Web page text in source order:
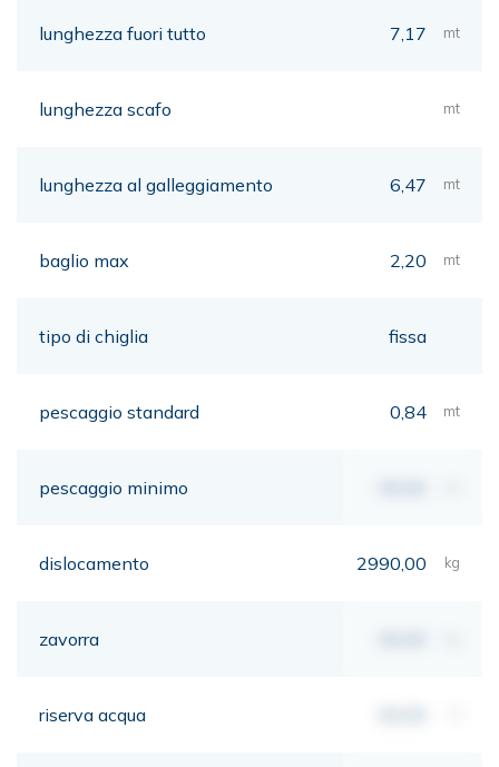
lunghezza fuori tutto 7,17 mt
lunghezza scafo mt
lunghezza al galleggiamento 6,47 mt
baglio max 2,20 mt
tipo di chiglia fissa
pescaggio standard 0,84 mt
pescaggio minimo
dislocamento 2990,00 kg
zavorra
riserva acqua